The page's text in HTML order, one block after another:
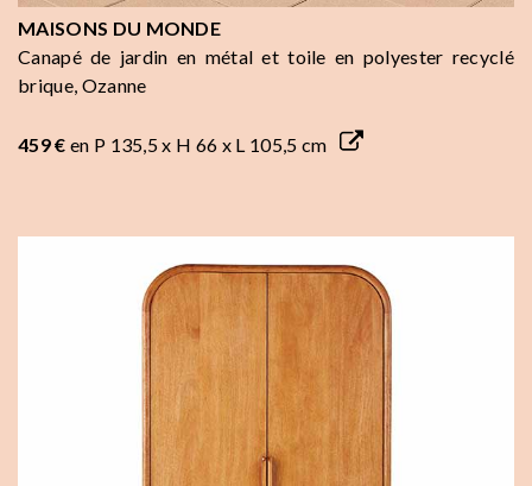
MAISONS DU MONDE
Canapé de jardin en métal et toile en polyester recyclé
brique, Ozanne
459 € en P 135,5 x H 66 x L 105,5 cm